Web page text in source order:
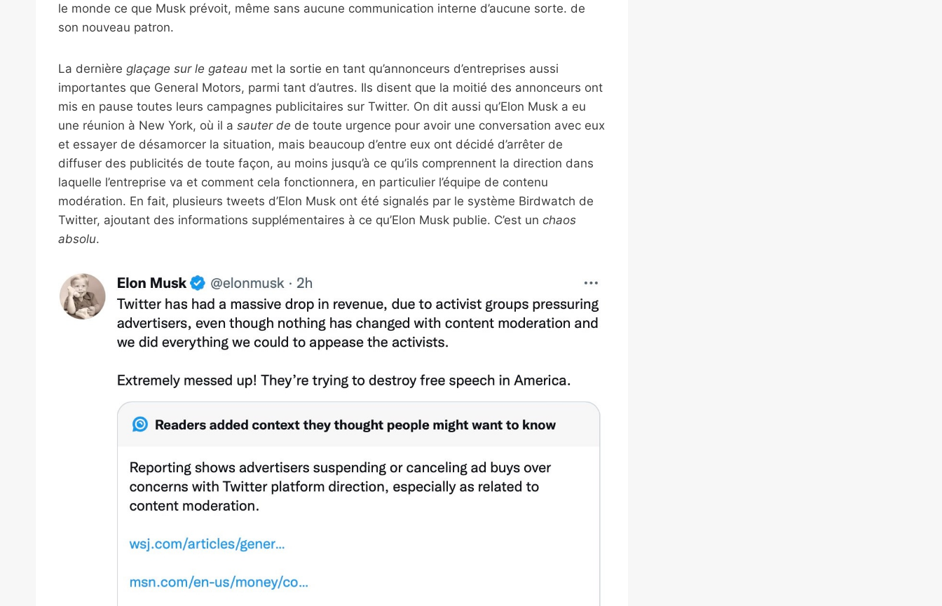
le monde ce que Musk prévoit, même sans aucune communication interne d’aucune sorte. de
son nouveau patron.
La dernière glaçage sur le gateau met la sortie en tant qu’annonceurs d’entreprises aussi
importantes que General Motors, parmi tant d’autres. Ils disent que la moitié des annonceurs ont
mis en pause toutes leurs campagnes publicitaires sur Twitter. On dit aussi qu’Elon Musk a eu
une réunion à New York, où il a sauter de de toute urgence pour avoir une conversation avec eux
et essayer de désamorcer la situation, mais beaucoup d’entre eux ont décidé d’arrêter de
diffuser des publicités de toute façon, au moins jusqu’à ce qu’ils comprennent la direction dans
laquelle l’entreprise va et comment cela fonctionnera, en particulier l’équipe de contenu
modération. En fait, plusieurs tweets d’Elon Musk ont ​​été signalés par le système Birdwatch de
Twitter, ajoutant des informations supplémentaires à ce qu’Elon Musk publie. C’est un chaos
absolu.